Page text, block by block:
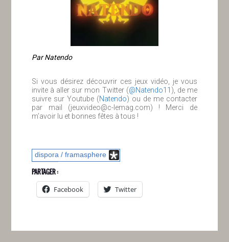
Par Natendo
Si vous désirez découvrir ces jeux vidéo, je vous
invite à aller sur mon Twitter (@Natendo11 ), de me
suivre sur Youtube (Natendo) ou de me contacter
par mail (jeuxvideo@c-lemag.com) ! Merci de
m’avoir lu et bonnes fêtes à tous !
dispora / framasphere
PARTAGER :
Facebook
Twitter